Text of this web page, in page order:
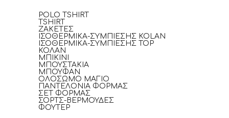
POLO TSHIRT
TSHIRT
ΖΑΚΕΤΕΣ
ΙΣΟΘΕΡΜΙΚΑ-ΣΥΜΠΙΕΣΗΣ KOLAN
ΙΣΟΘΕΡΜΙΚΑ-ΣΥΜΠΙΕΣΗΣ TOP
ΚΟΛΑΝ
ΜΠΙΚΙΝΙ
ΜΠΟΥΣΤΑΚΙΑ
ΜΠΟΥΦΑΝ
ΟΛΟΣΩΜΟ ΜΑΓΙΟ
ΠΑΝΤΕΛΟΝΙΑ ΦΟΡΜΑΣ
ΣΕΤ ΦΟΡΜΑΣ
ΣΟΡΤΣ-ΒΕΡΜΟΥΔΕΣ
ΦΟΥΤΕΡ